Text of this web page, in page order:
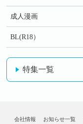
成人漫画
BL(R18）
特集一覧
会社情報 お知らせ一覧